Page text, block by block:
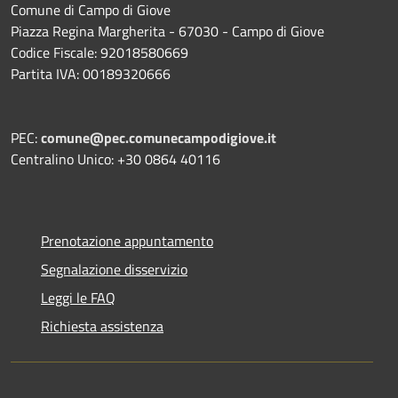
Comune di Campo di Giove
Piazza Regina Margherita - 67030 - Campo di Giove
Codice Fiscale: 92018580669
Partita IVA: 00189320666
PEC:comune@pec.comunecampodigiove.it
Centralino Unico: +30 0864 40116
Prenotazione appuntamento
Segnalazione disservizio
Leggi le FAQ
Richiesta assistenza